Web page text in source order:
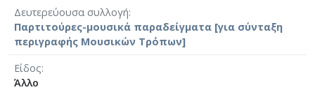
Δευτερεύουσα συλλογή
Παρτιτούρες-μουσικά παραδείγματα [για σύνταξη
περιγραφής Μουσικών Τρόπων]
Είδος
Άλλο